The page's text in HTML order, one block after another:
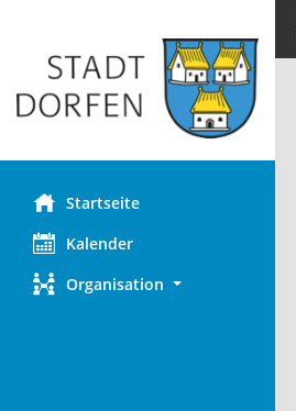
Startseite
Kalender
Organisation